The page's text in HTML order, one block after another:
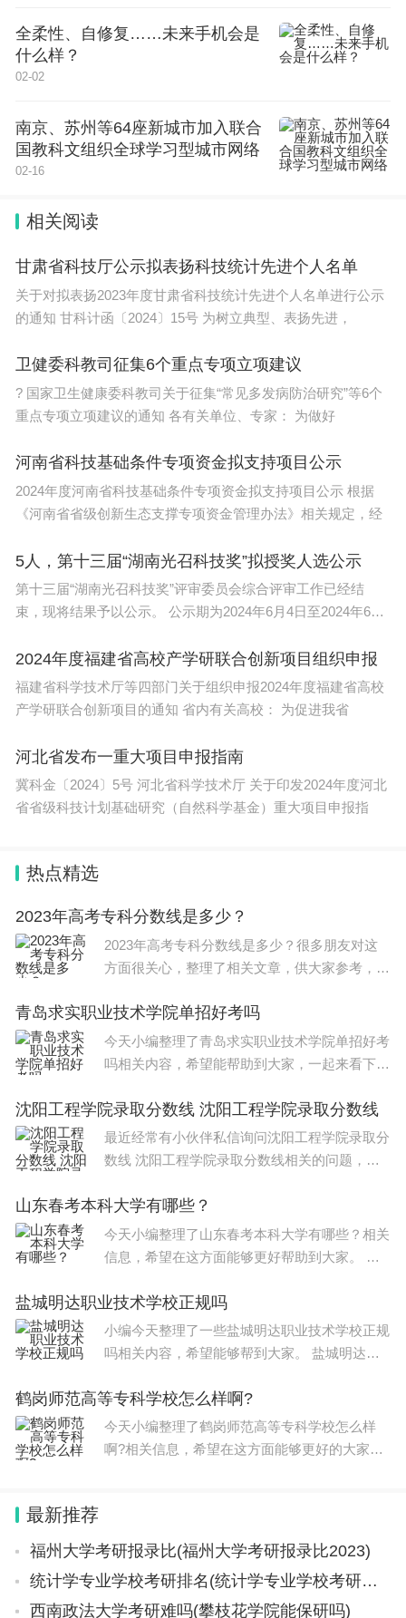
全柔性、自修复……未来手机会是
什么样？
02-02
南京、苏州等64座新城市加入联合
国教科文组织全球学习型城市网络
02-16
相关阅读
甘肃省科技厅公示拟表扬科技统计先进个人名单
关于对拟表扬2023年度甘肃省科技统计先进个人名单进行公示
的通知 甘科计函〔2024〕15号 为树立典型、表扬先进，
卫健委科教司征集6个重点专项立项建议
? 国家卫生健康委科教司关于征集“常见多发病防治研究”等6个
重点专项立项建议的通知 各有关单位、专家： 为做好
河南省科技基础条件专项资金拟支持项目公示
2024年度河南省科技基础条件专项资金拟支持项目公示 根据
《河南省省级创新生态支撑专项资金管理办法》相关规定，经
5人，第十三届“湖南光召科技奖”拟授奖人选公示
第十三届“湖南光召科技奖”评审委员会综合评审工作已经结
束，现将结果予以公示。 公示期为2024年6月4日至2024年6月
2024年度福建省高校产学研联合创新项目组织申报
福建省科学技术厅等四部门关于组织申报2024年度福建省高校
产学研联合创新项目的通知 省内有关高校： 为促进我省
河北省发布一重大项目申报指南
冀科金〔2024〕5号 河北省科学技术厅 关于印发2024年度河北
省省级科技计划基础研究（自然科学基金）重大项目申报指
热点精选
2023年高考专科分数线是多少？
2023年高考专科分数线是多少？很多朋友对这
方面很关心，整理了相关文章，供大家参考，一
分数线如下 ： 1、重庆。文史类：专科线180
分；理工类：专科线180分
青岛求实职业技术学院单招好考吗
今天小编整理了青岛求实职业技术学院单招好考
吗相关内容，希望能帮助到大家，一起来看下
单招和综招 录取分数线 ，综合评价最低录取分
数线是93分，单招
沈阳工程学院录取分数线 沈阳工程学院录取分数线
最近经常有小伙伴私信询问沈阳工程学院录取分
数线 沈阳工程学院录取分数线相关的问题，今
帮助。 2022年沈阳工程学院在北京市普通类录
取分数线是464分
山东春考本科大学有哪些？
今天小编整理了山东春考本科大学有哪些？相关
信息，希望在这方面能够更好帮助到大家。 山
别：现代农艺，分数线：533分。 2、专业类
别：食品加工，分
盐城明达职业技术学校正规吗
小编今天整理了一些盐城明达职业技术学校正规
吗相关内容，希望能够帮到大家。 盐城明达职
乡台胞顾怀祖、顾建东、顾怀祐兄弟及其家族投
资创办
鹤岗师范高等专科学校怎么样啊?
今天小编整理了鹤岗师范高等专科学校怎么样
啊?相关信息，希望在这方面能够更好的大家。
最新推荐
福州大学考研报录比(福州大学考研报录比2023)
统计学专业学校考研排名(统计学专业学校考研排名榜)
西南政法大学考研难吗(攀枝花学院能保研吗)